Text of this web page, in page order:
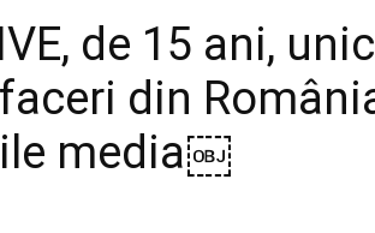
de 15 ani,
din
media￼